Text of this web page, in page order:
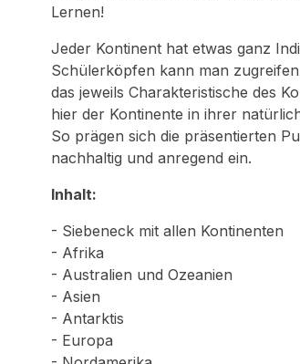
Lernen!
Jeder Kontinent hat etwas ganz
Schülerköpfen kann man
das jeweils Charakteristische des
hier der Kontinente in ihrer
So prägen sich die präsentierten
nachhaltig und anregend ein.
Inhalt:
- Siebeneck mit allen Kontinenten
- Afrika
- Australien und Ozeanien
- Asien
- Antarktis
- Europa